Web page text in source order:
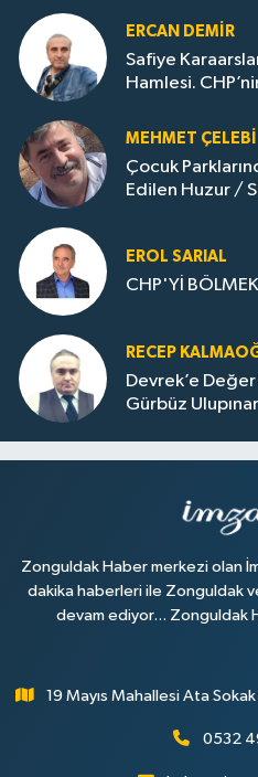
ERCAN DEMIR
Safiye
Hamlesi.
MEHMET ÇELEBI
Çocuk
Edilen Huzur /
EROL SARIAL
CHP'Yİ
RECEP
Devrek’e
Gürbüz Ulupınar
Zonguldak Haber merkezi olan
dakika haberleri ile Zonguldak
devam ediyor... Zonguldak
19 Mayıs Mahallesi Ata
0532